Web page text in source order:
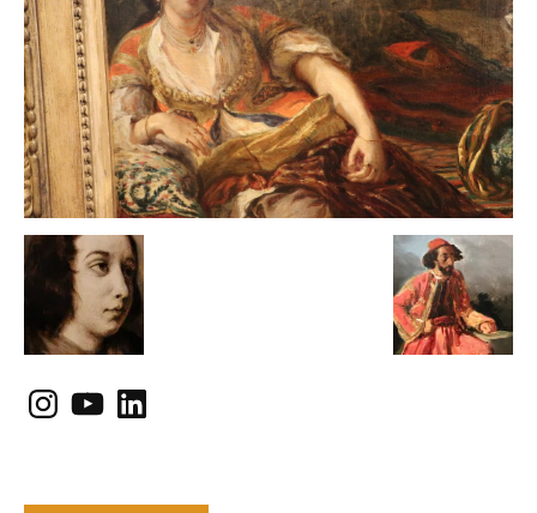
Instagram
YouTubeLinkedIn